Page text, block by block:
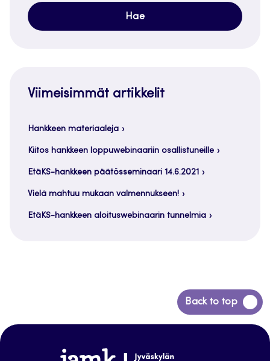
Viimeisimmät artikkelit
Hankkeen materiaaleja
Kiitos hankkeen loppuwebinaariin osallistuneille
EtäKS-hankkeen päätösseminaari 14.6.2021
Vielä mahtuu mukaan valmennukseen!
EtäKS-hankkeen aloituswebinaarin tunnelmia
Back to top
Siirry
takaisin
www.jamk.fi